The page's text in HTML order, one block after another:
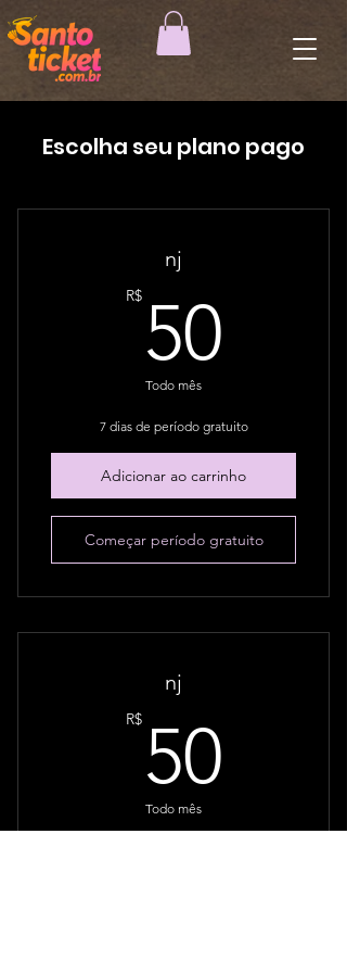
Escolha seu plano pago
nj
R$ 50
Todo mês
7 dias de período gratuito
Adicionar ao carrinho
Começar período gratuito
nj
R$ 50
Todo mês